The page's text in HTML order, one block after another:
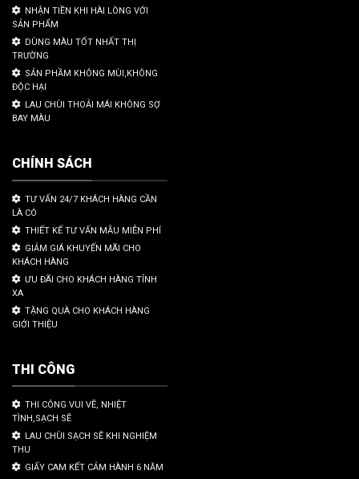
NHẬN TIỀN KHI HÀI LÒNG VỚI
SẢN PHẨM
DÙNG MÀU TỐT NHẤT THỊ
TRƯỜNG
SẢN PHẦM KHÔNG MÙI,KHÔNG
ĐỘC HẠI
LAU CHÙI THOẢI MÁI KHÔNG SỢ
BAY MÀU
CHÍNH SÁCH
TƯ VẤN 24/7 KHÁCH HÀNG CẦN
LÀ CÓ
THIẾT KẾ TƯ VẤN MẪU MIỄN PHÍ
GIẢM GIÁ KHUYẾN MÃI CHO
KHÁCH HÀNG
ƯU ĐÃI CHO KHÁCH HÀNG TỈNH
XA
TẶNG QUÀ CHO KHÁCH HÀNG
GIỚI THIỆU
THI CÔNG
THI CÔNG VUI VẼ, NHIỆT
TÌNH,SẠCH SẼ
LAU CHÙI SẠCH SẼ KHI NGHIỆM
THU
GIẤY CAM KẾT CẢM HÀNH 6 NĂM